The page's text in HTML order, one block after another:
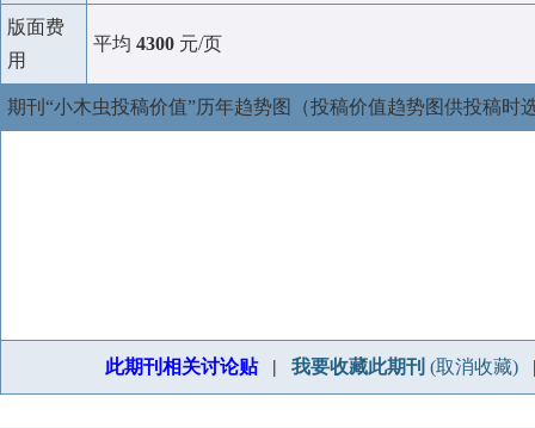
版面费
用
平均 4300 元/页
期刊“小木虫投稿价值”历年趋势图（投稿价值趋势图供投稿时
此期刊相关讨论贴| 我要收藏此期刊 (取消收藏)